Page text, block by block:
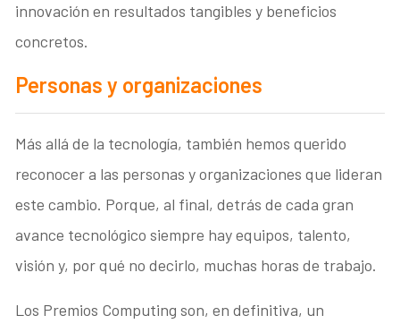
innovación en resultados tangibles y beneficios
concretos.
Personas y organizaciones
Más allá de la tecnología, también hemos querido
reconocer a las personas y organizaciones que lideran
este cambio. Porque, al final, detrás de cada gran
avance tecnológico siempre hay equipos, talento,
visión y, por qué no decirlo, muchas horas de trabajo.
Los Premios Computing son, en definitiva, un